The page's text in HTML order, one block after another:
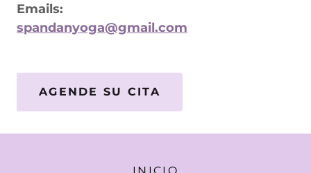
Emails:
spandanyoga@gmail.com
AGENDE SU CITA